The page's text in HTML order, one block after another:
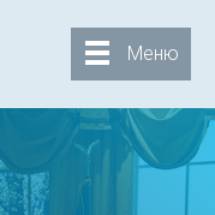
Меню